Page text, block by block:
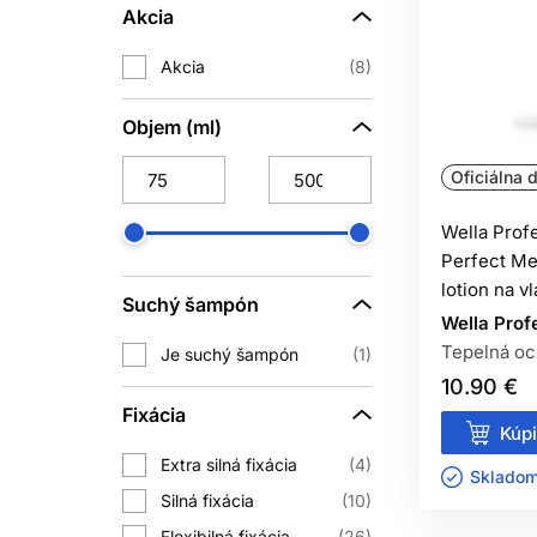
Lak nezabezpečí rovnaký výsledok
prirodzene vlnitých alebo
AKO
Do vlhkých vlasov najskôr aplikujte
produkt s výslovne deklarovanou
Začínajte malým množstvom. Viac
mastenie. Pri opakovanej
vlasové vlákno; ak máte citlivú
Wella styling dáva kaderníkom aj
Akcia
Akcia 8
Objem (ml)
Suchý šampón
Je suchý šampón 1
Fixácia
Extra silná fixácia
4
Silná fixácia
10
Oficiálna
Wella
Perfect
lotion na
Wella
Tepelná
10.90 €
Skladom